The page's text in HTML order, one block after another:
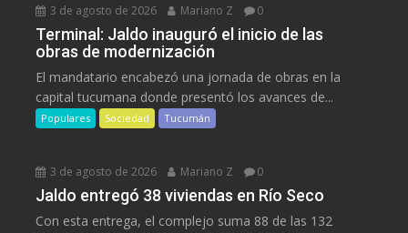
3 de agosto de 2026 Mariano Z 0
Terminal: Jaldo inauguró el inicio de las
obras de modernización
El mandatario encabezó una jornada de obras en la
capital tucumana donde presentó los avances de...
Populares Sociedad Tucumán
3 de agosto de 2026 Mariano Z 0
Jaldo entregó 38 viviendas en Río Seco
Con esta entrega, el complejo suma 88 de las 132